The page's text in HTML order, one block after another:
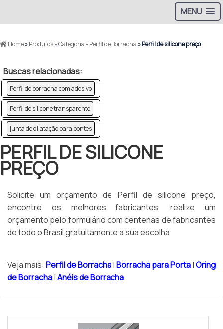
MENU
Home»Produtos»Categoria - Perfil de Borracha »Perfil de silicone preço
Buscas relacionadas:
Perfil de borracha com adesivo
Perfil de silicone transparente
junta de dilatação para pontes
PERFIL DE SILICONE
PREÇO
Solicite um orçamento de Perfil de silicone preço,
encontre os melhores fabricantes, realize um
orçamento pelo formulário com centenas de fabricantes
de todo o Brasil gratuitamente a sua escolha
Veja mais: Perfil de Borracha|Borracha para Porta|Oring
de Borracha|Anéis de Borracha.